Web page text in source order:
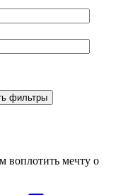
фильтры
воплотить мечту о